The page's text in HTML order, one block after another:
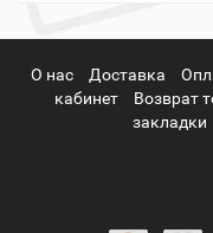
О нас Доставка
кабинет
Возврат
закладки